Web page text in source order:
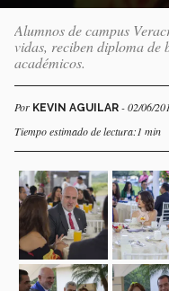
Alumnos de campus
vidas, reciben diploma de
académicos.
Por KEVIN AGUILAR - 02/06/
Tiempo estimado de lectura:1 min